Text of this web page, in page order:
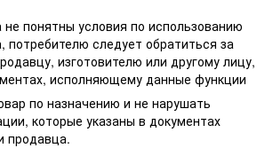
не понятны условия по использованию
потребителю следует обратиться за
изготовителю или другому лицу,
исполняющему данные функции
по назначению и не нарушать
которые указаны в документах
продавца.